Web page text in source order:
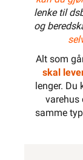
lenke til
og
Alt som
skal
lenger. Du
varehus
samme